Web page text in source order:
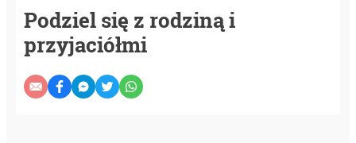
Podziel się z rodziną i
przyjaciółmi